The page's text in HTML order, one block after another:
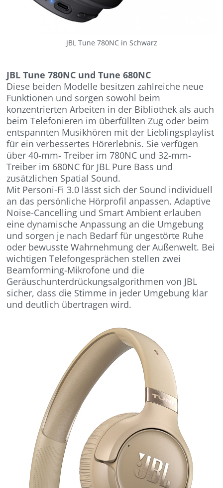
JBL Tune 780NC in Schwarz
JBL Tune 780NC und Tune 680NC
Diese beiden Modelle besitzen zahlreiche neue
Funktionen und sorgen sowohl beim
konzentrierten Arbeiten in der Bibliothek als auch
beim Telefonieren im überfüllten Zug oder beim
entspannten Musikhören mit der Lieblingsplaylist
für ein verbessertes Hörerlebnis. Sie verfügen
über 40-mm- Treiber im 780NC und 32-mm-
Treiber im 680NC für JBL Pure Bass und
zusätzlichen Spatial Sound.
Mit Personi-Fi 3.0 lässt sich der Sound individuell
an das persönliche Hörprofil anpassen. Adaptive
Noise-Cancelling und Smart Ambient erlauben
eine dynamische Anpassung an die Umgebung
und sorgen je nach Bedarf für ungestörte Ruhe
oder bewusste Wahrnehmung der Außenwelt. Bei
wichtigen Telefongesprächen stellen zwei
Beamforming-Mikrofone und die
Geräuschunterdrückungsalgorithmen von JBL
sicher, dass die Stimme in jeder Umgebung klar
und deutlich übertragen wird.